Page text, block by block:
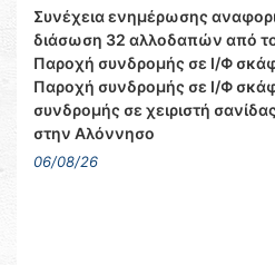
Συνέχεια ενημέρωσης
διάσωση 32 αλλοδαπών από
Παροχή συνδρομής σε Ι/Φ
Παροχή συνδρομής σε Ι/Φ
συνδρομής σε χειριστή
στην Αλόννησο
06/08/26